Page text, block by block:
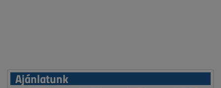
Ajánlatunk